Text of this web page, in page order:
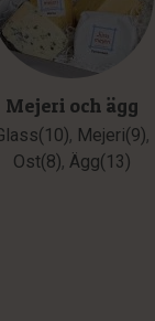
Mejeri och ägg
, Mejeri(9),
Ost(8), Ägg(13)